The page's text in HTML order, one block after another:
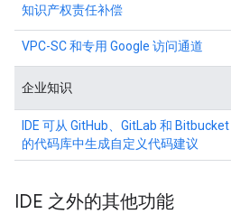
知识产权责任补偿
VPC-SC 和专用 Google 访问通道
企业知识
IDE 可从 GitHub、GitLab 和 Bitbucket
的代码库中生成自定义代码建议
IDE 之外的其他功能